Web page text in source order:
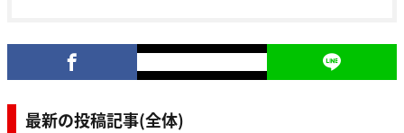
最新の投稿記事(全体)